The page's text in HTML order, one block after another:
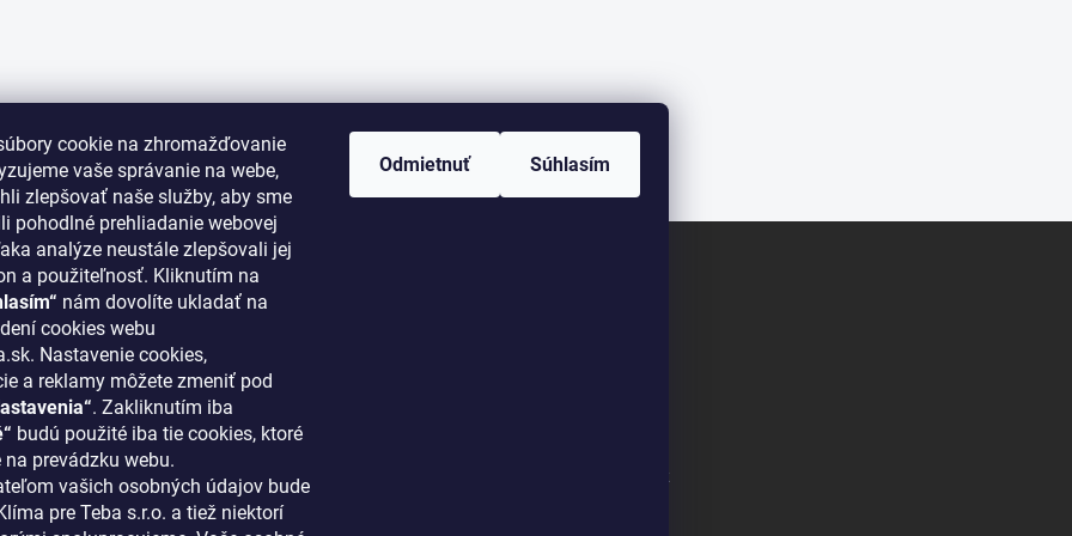
cookie na zhromažďovanie
vaše správanie na webe,
zlepšovať naše služby, aby sme
pohodlné prehliadanie webovej
analýze neustále zlepšovali jej
a použiteľnosť. Kliknutím na
nám dovolíte ukladať na
cookies webu
Nastavenie cookies,
a reklamy môžete zmeniť pod
. Zakliknutím iba
budú použité iba tie cookies, ktoré
na prevádzku webu.
vašich osobných údajov bude
pre Teba s.r.o. a tiež niektorí
Odmietnuť Súhlasím
PRE VÁS
systém
a vrátenie tovaru
články
https://www.facebook.com/klimapreteba.sk